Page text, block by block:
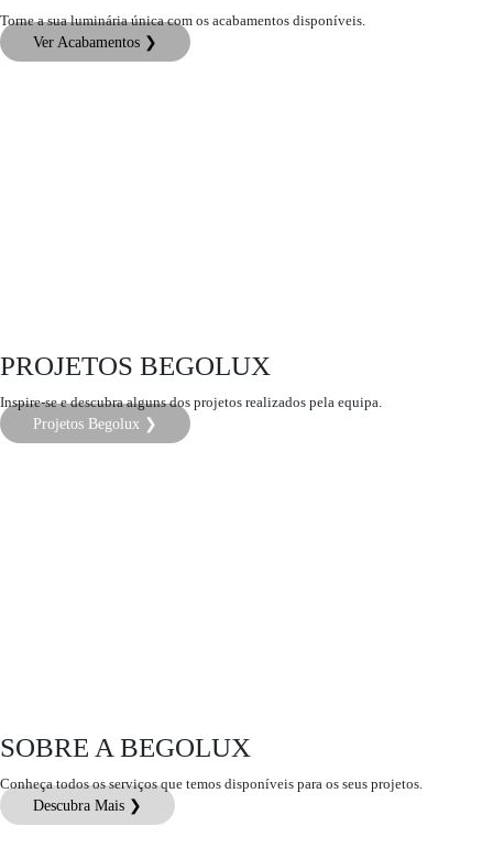
Torne a sua luminária única com os acabamentos disponíveis.
Ver Acabamentos ❯
PROJETOS BEGOLUX
Inspire-se e descubra alguns dos projetos realizados pela equipa.
Projetos Begolux ❯
SOBRE A BEGOLUX
Conheça todos os serviços que temos disponíveis para os seus projetos.
Descubra Mais ❯